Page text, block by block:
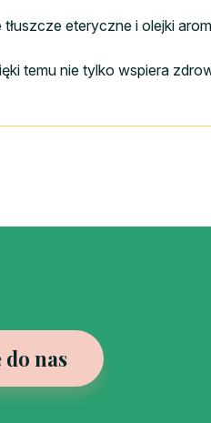
eteryczne i olejki
temu nie tylko wspiera
do nas